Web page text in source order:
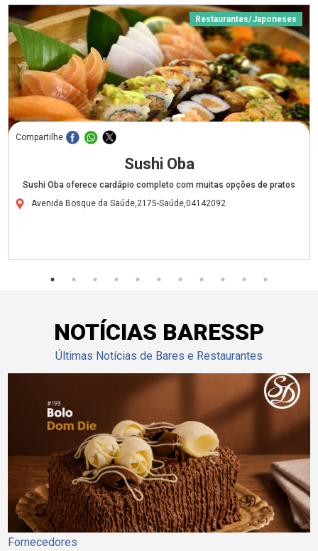
Restaurantes/Japoneses
Compartilhe
Sushi Oba
Sushi Oba oferece cardápio completo com muitas opções de pratos
Avenida Bosque da Saúde,2175-Saúde,04142092
NOTÍCIAS BARESSP
Últimas Notícias de Bares e Restaurantes
Fornecedores